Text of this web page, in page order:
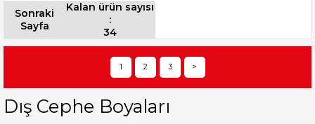
Sonraki
Sayfa
Kalan ürün sayısı
:
34
1 2 3 >
Dış Cephe Boyaları